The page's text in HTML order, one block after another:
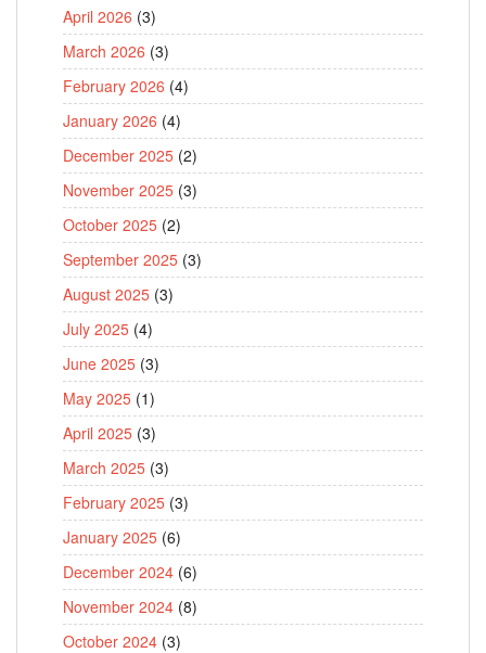
April 2026 (3)
March 2026 (3)
February 2026 (4)
January 2026 (4)
December 2025 (2)
November 2025 (3)
October 2025 (2)
September 2025 (3)
August 2025 (3)
July 2025 (4)
June 2025 (3)
May 2025 (1)
April 2025 (3)
March 2025 (3)
February 2025 (3)
January 2025 (6)
December 2024 (6)
November 2024 (8)
October 2024 (3)